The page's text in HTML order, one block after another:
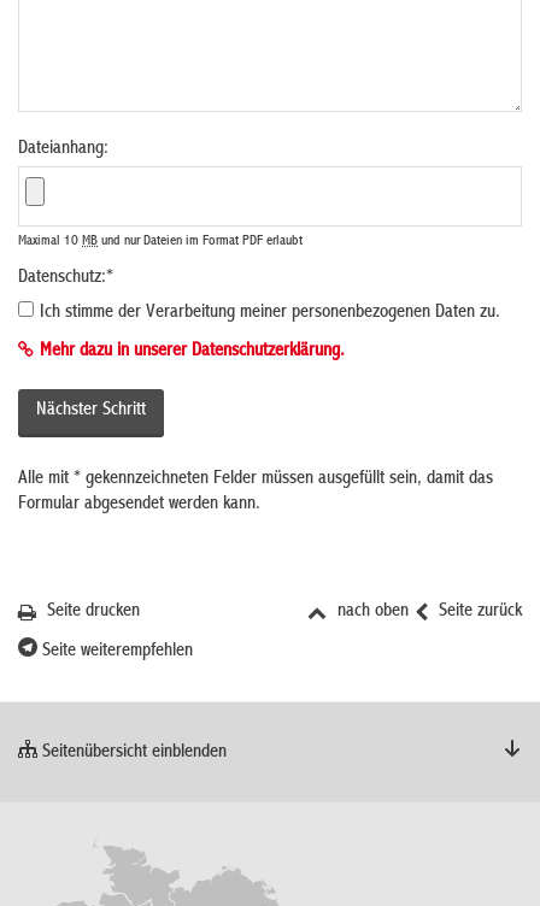
Dateianhang:
Maximal 10 MB und nur Dateien im Format PDF erlaubt
Datenschutz:*
Ich stimme der Verarbeitung meiner personenbezogenen Daten zu.
Mehr dazu in unserer Datenschutzerklärung.
Alle mit * gekennzeichneten Felder müssen ausgefüllt sein, damit das
Formular abgesendet werden kann.
Seite zurück
nach oben
Seite drucken
Seite weiterempfehlen
Seitenübersicht einblenden